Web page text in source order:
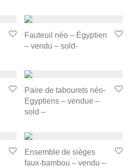
Fauteuil néo – Égyptien
– vendu – sold-
Paire de tabourets néo-
Egyptiens – vendue –
sold –
Ensemble de sièges
faux-bambou – vendu –